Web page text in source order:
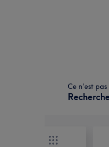
Ce n'est pas